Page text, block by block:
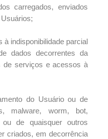
carregados, enviados
à indisponibilidade parcial
dados decorrentes da
de serviços e acessos à
do Usuário ou de
malware, worm, bot,
de quaisquer outros
criados, em decorrência